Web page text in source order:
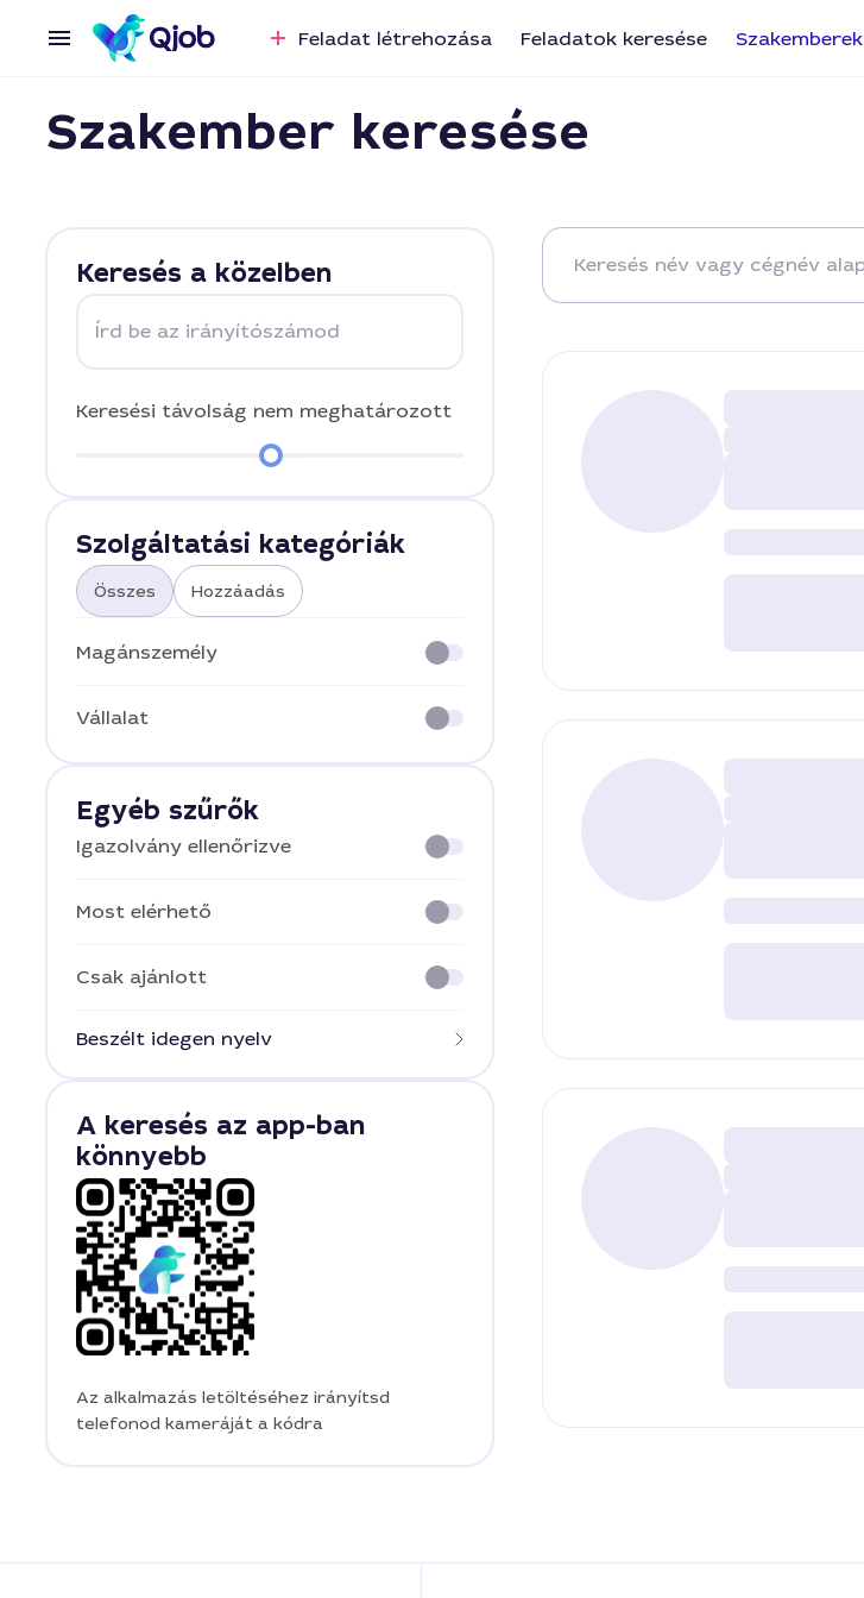
Feladat létrehozása Feladatok keresése Szakemberek
Szakember keresése
Keresés a közelben
Írd be az irányítószámod
Keresési távolság nem meghatározott
Szolgáltatási kategóriák
Összes Hozzáadás
Magánszemély
Vállalat
Egyéb szűrők
Igazolvány ellenőrizve
Most elérhető
Csak ajánlott
Beszélt idegen nyelv
A keresés az app-ban
könnyebb
Az alkalmazás letöltéséhez irányítsd
telefonod kameráját a kódra